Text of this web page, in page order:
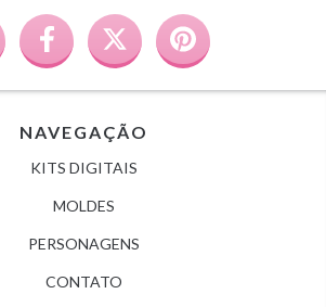
NAVEGAÇÃO
KITS DIGITAIS
MOLDES
PERSONAGENS
CONTATO